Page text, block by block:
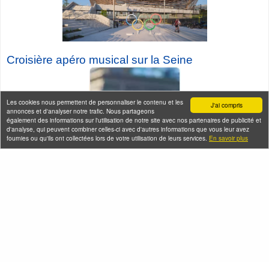
J'ai compris
Les cookies nous permettent de personnaliser le contenu et les
annonces et d'analyser notre trafic. Nous partageons
également des informations sur l'utilisation de notre site avec nos partenaires de publicité et
d'analyse, qui peuvent combiner celles-ci avec d'autres informations que vous leur avez
fournies ou qu'ils ont collectées lors de votre utilisation de leurs services. En savoir plus
Croisière apéro musical sur la Seine